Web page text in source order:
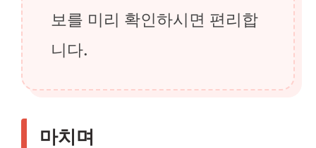
보를 미리 확인하시면 편리합
니다.
마치며